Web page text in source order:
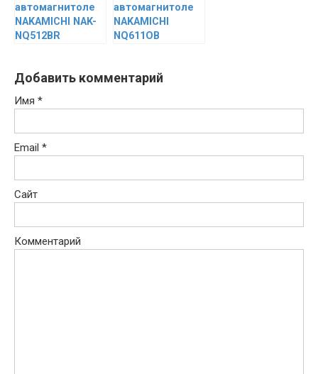
автомагнитоле
NAKAMICHI NAK-
NQ512BR
автомагнитоле
NAKAMICHI
NQ611OB
Добавить комментарий
Имя *
Email *
Сайт
Комментарий